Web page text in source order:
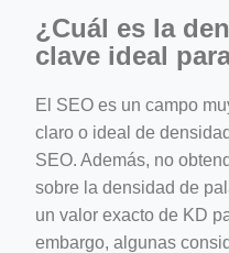
¿Cuál es la
clave ideal
El SEO es un campo
claro o ideal de
SEO. Además, no
sobre la densidad de
un valor exacto de KD
embargo, algunas